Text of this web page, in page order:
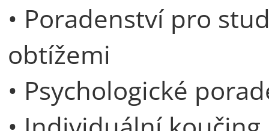
• Poradenství pro
obtížemi
• Psychologické